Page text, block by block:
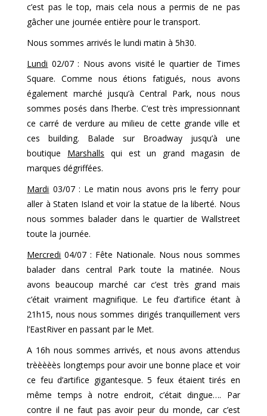
c’est pas le top, mais cela nous a permis de ne pas
gâcher une journée entière pour le transport.
Nous sommes arrivés le lundi matin à 5h30.
Lundi 02/07 : Nous avons visité le quartier de Times
Square. Comme nous étions fatigués, nous avons
également marché jusqu’à Central Park, nous nous
sommes posés dans l’herbe. C’est très impressionnant
ce carré de verdure au milieu de cette grande ville et
ces building. Balade sur Broadway jusqu’à une
boutique Marshalls qui est un grand magasin de
marques dégriffées.
Mardi 03/07 : Le matin nous avons pris le ferry pour
aller à Staten Island et voir la statue de la liberté. Nous
nous sommes balader dans le quartier de Wallstreet
toute la journée.
Mercredi 04/07 : Fête Nationale. Nous nous sommes
balader dans central Park toute la matinée. Nous
avons beaucoup marché car c’est très grand mais
c’était vraiment magnifique. Le feu d’artifice étant à
21h15, nous nous sommes dirigés tranquillement vers
l’EastRiver en passant par le Met.
A 16h nous sommes arrivés, et nous avons attendus
trèèèèès longtemps pour avoir une bonne place et voir
ce feu d’artifice gigantesque. 5 feux étaient tirés en
même temps à notre endroit, c’était dingue…. Par
contre il ne faut pas avoir peur du monde, car c’est